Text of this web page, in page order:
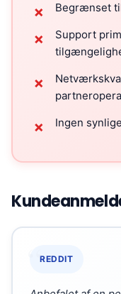
✗ Begrænset
✗
Support
✗
✗ Ingen
REDDIT
“